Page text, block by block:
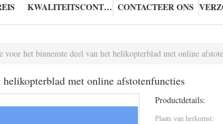
KWALITEITSCONTROLE CONTACTEER ONS
voor het binnenste deel van het helikopterblad met online
met online afstotenfuncties
Productdetails:
Plaats van herkomst: